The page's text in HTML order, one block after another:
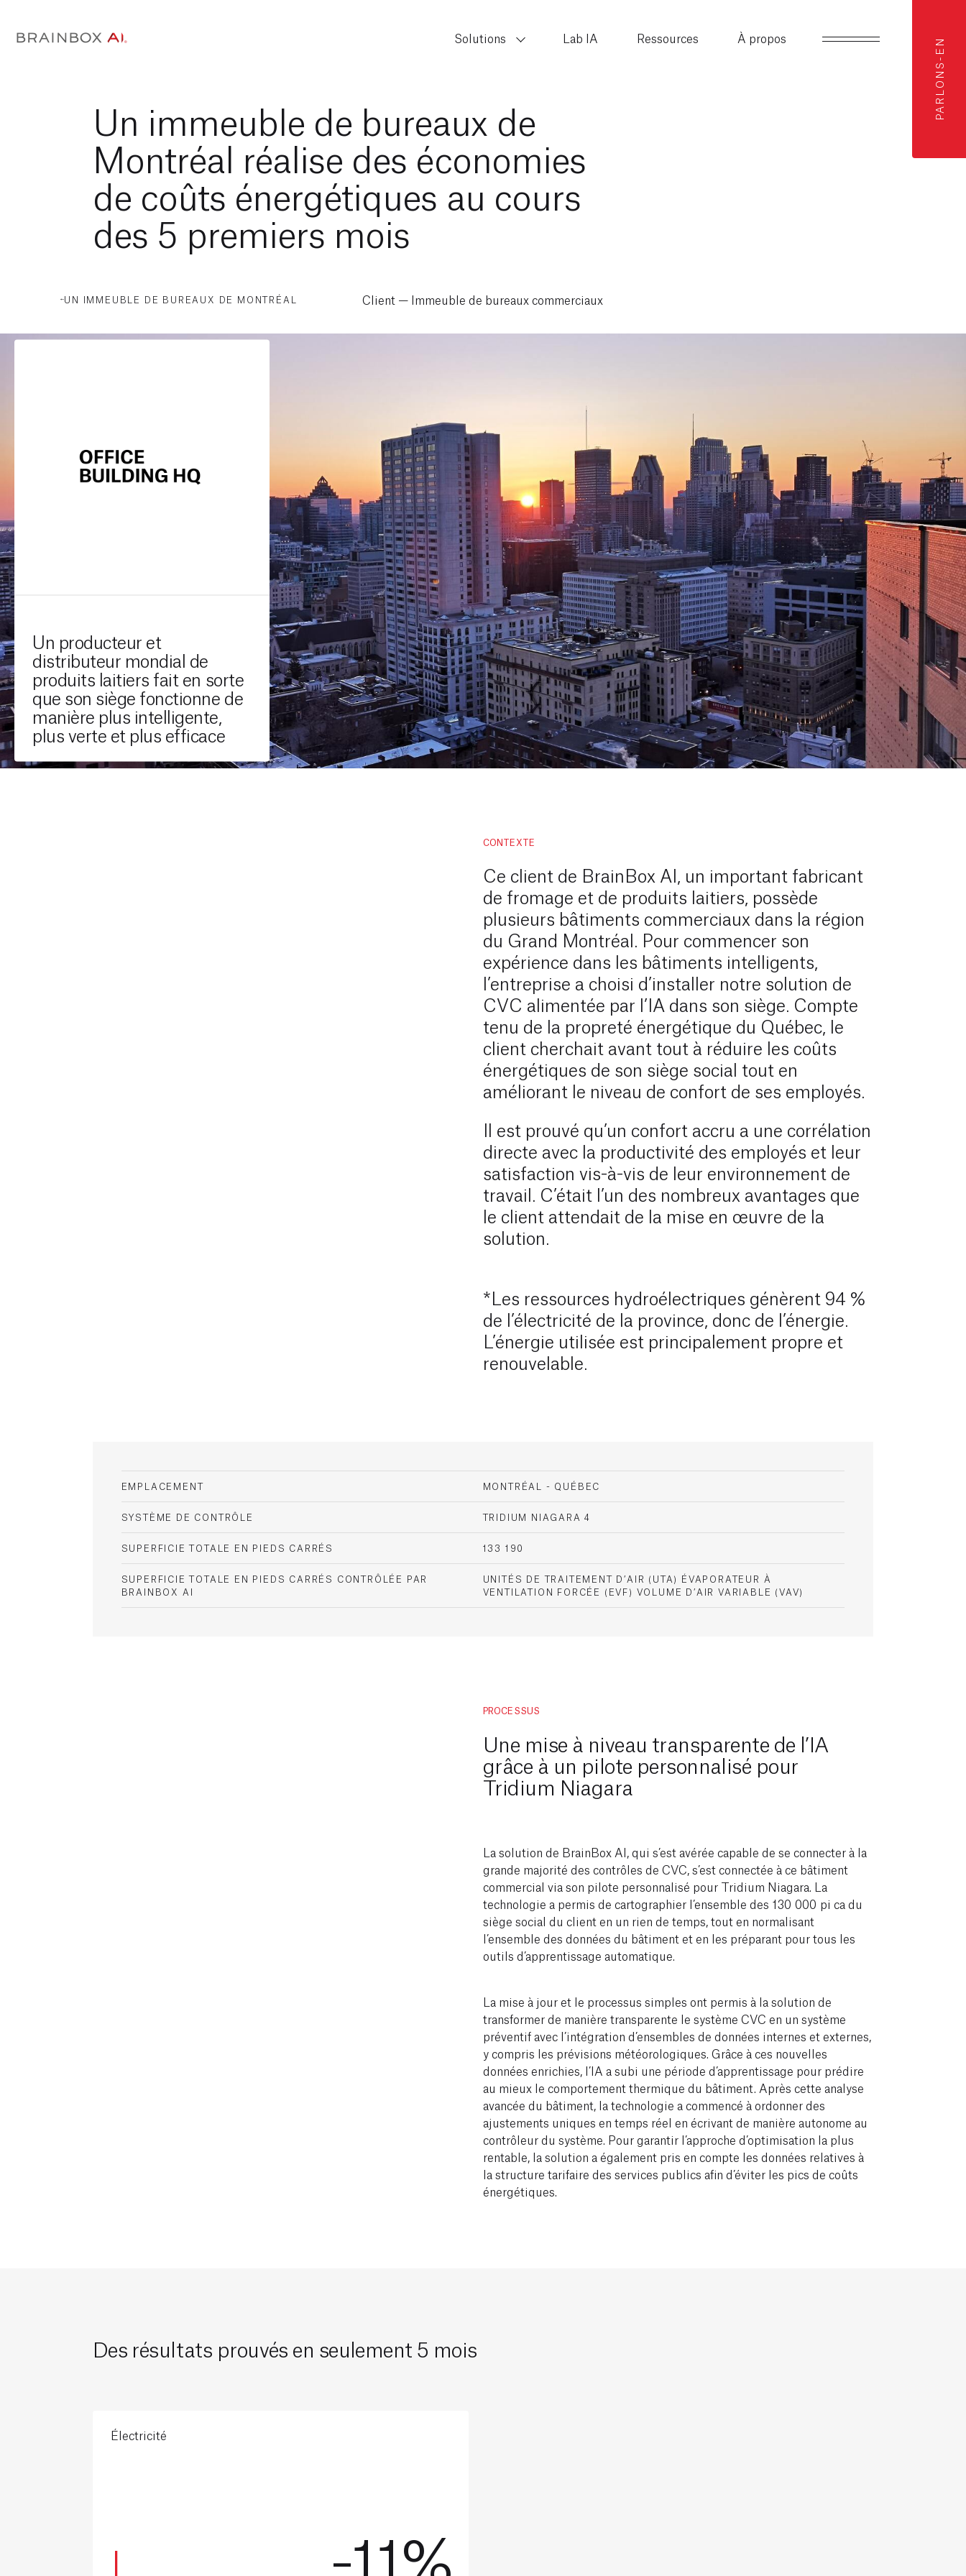
PARLONS-EN
Solutions Lab IA Ressources À propos
Un immeuble de bureaux de
Montréal réalise des économies
de coûts énergétiques au cours
des 5 premiers mois
UN IMMEUBLE DE BUREAUX DE MONTRÉAL
MOIS
Client — Immeuble de bureaux commerciaux
Un producteur et
distributeur mondial de
produits laitiers fait en sorte
que son siège fonctionne de
manière plus intelligente,
plus verte et plus efficace
CONTEXTE
Ce client de BrainBox AI, un important fabricant
de fromage et de produits laitiers, possède
plusieurs bâtiments commerciaux dans la région
du Grand Montréal. Pour commencer son
expérience dans les bâtiments intelligents,
l’entreprise a choisi d’installer notre solution de
CVC alimentée par l’IA dans son siège. Compte
tenu de la propreté énergétique du Québec, le
client cherchait avant tout à réduire les coûts
énergétiques de son siège social tout en
améliorant le niveau de confort de ses employés.
Il est prouvé qu’un confort accru a une corrélation
directe avec la productivité des employés et leur
satisfaction vis-à-vis de leur environnement de
travail. C’était l’un des nombreux avantages que
le client attendait de la mise en œuvre de la
solution.
*Les ressources hydroélectriques génèrent 94 %
de l’électricité de la province, donc de l’énergie.
L’énergie utilisée est principalement propre et
renouvelable.
EMPLACEMENT MONTRÉAL - QUÉBEC‬
SYSTÈME DE CONTRÔLE TRIDIUM NIAGARA 4
SUPERFICIE TOTALE EN PIEDS CARRÉS 133 190
SUPERFICIE TOTALE EN PIEDS CARRÉS CONTRÔLÉE PAR
BRAINBOX AI
UNITÉS DE TRAITEMENT D’AIR (UTA) ÉVAPORATEUR À
VENTILATION FORCÉE (EVF) VOLUME D’AIR VARIABLE (VAV)
PROCESSUS
Une mise à niveau transparente de l’IA
grâce à un pilote personnalisé pour
Tridium Niagara
La solution de BrainBox AI, qui s’est avérée capable de se connecter à la
grande majorité des contrôles de CVC, s’est connectée à ce bâtiment
commercial via son pilote personnalisé pour Tridium Niagara. La
technologie a permis de cartographier l’ensemble des 130 000 pi ca du
siège social du client en un rien de temps, tout en normalisant
l’ensemble des données du bâtiment et en les préparant pour tous les
outils d’apprentissage automatique.
La mise à jour et le processus simples ont permis à la solution de
transformer de manière transparente le système CVC en un système
préventif avec l’intégration d’ensembles de données internes et externes,
y compris les prévisions météorologiques. Grâce à ces nouvelles
données enrichies, l’IA a subi une période d’apprentissage pour prédire
au mieux le comportement thermique du bâtiment. Après cette analyse
avancée du bâtiment, la technologie a commencé à ordonner des
ajustements uniques en temps réel en écrivant de manière autonome au
contrôleur du système. Pour garantir l’approche d’optimisation la plus
rentable, la solution a également pris en compte les données relatives à
la structure tarifaire des services publics afin d’éviter les pics de coûts
énergétiques.
Des résultats prouvés en seulement 5 mois
Électricité
-11%